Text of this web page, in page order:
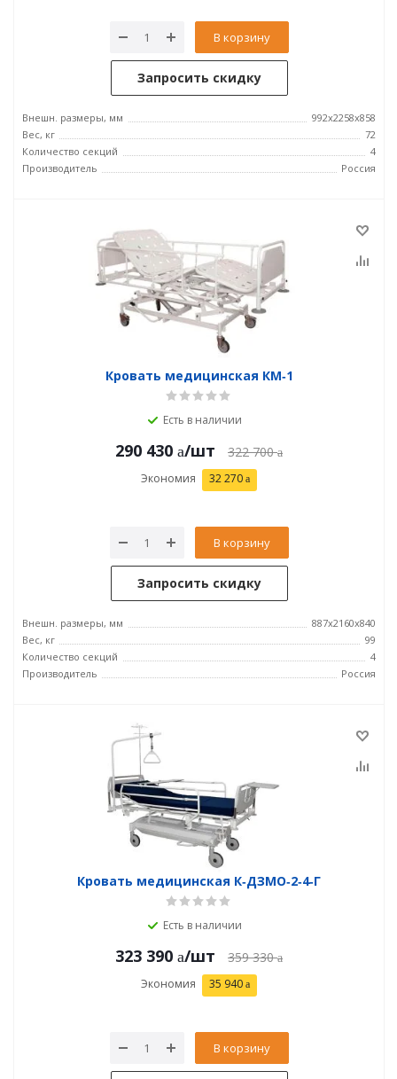
В корзину
Запросить скидку
Внешн. размеры, мм
992x2258x858
Вес, кг
72
Количество секций
4
Производитель
Россия
Кровать медицинская КМ‑1
Есть в наличии
290 430 /шт 322 700
Экономия 32 270
В корзину
Запросить скидку
Внешн. размеры, мм
887x2160x840
Вес, кг
99
Количество секций
4
Производитель
Россия
Кровать медицинская К‑ДЗМО‑2‑4‑Г
Есть в наличии
323 390 /шт 359 330
Экономия 35 940
В корзину